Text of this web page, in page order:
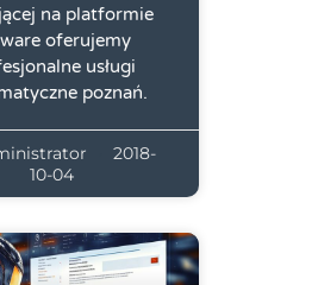
na platformie
oferujemy
usługi
poznań.
2018-
10-04